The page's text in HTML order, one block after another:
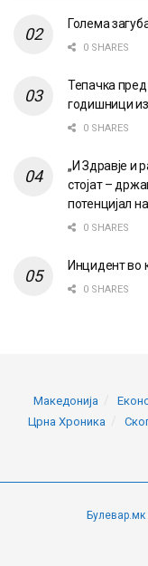
Голема
0 SHARES
Тепачка пред
годишници
0 SHARES
„И Здравје и
стојат –
потенцијал
0 SHARES
Инцидент во
0 SHARES
Македонија
Црна Хроника